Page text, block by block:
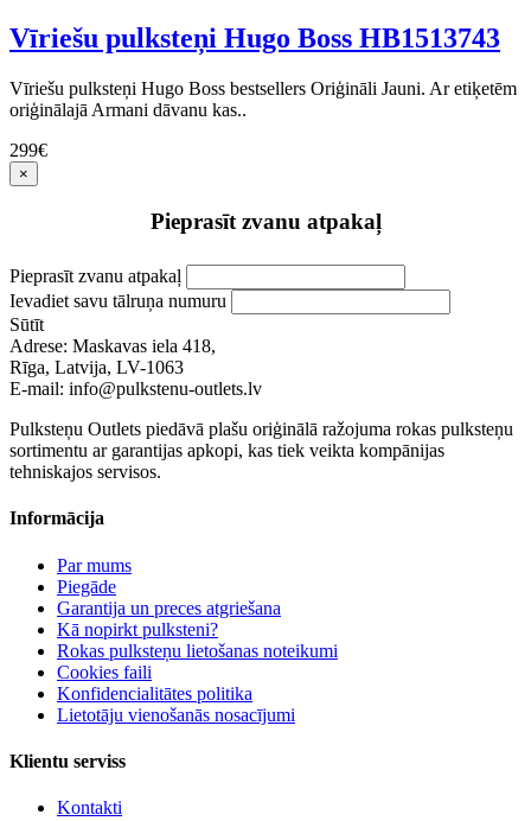
Vīriešu pulksteņi Hugo Boss HB1513743
Vīriešu pulksteņi Hugo Boss bestsellers Oriģināli Jauni. Ar etiķetēm
oriģinālajā Armani dāvanu kas..
299€
×
Pieprasīt zvanu atpakaļ
Pieprasīt zvanu atpakaļ
Ievadiet savu tālruņa numuru
Sūtīt
Adrese: Maskavas iela 418,
Rīga, Latvija, LV-1063
E-mail: info@pulkstenu-outlets.lv
Pulksteņu Outlets piedāvā plašu oriģinālā ražojuma rokas pulksteņu
sortimentu ar garantijas apkopi, kas tiek veikta kompānijas
tehniskajos servisos.
Informācija
Par mums
Piegāde
Garantija un preces atgriešana
Kā nopirkt pulksteni?
Rokas pulksteņu lietošanas noteikumi
Cookies faili
Konfidencialitātes politika
Lietotāju vienošanās nosacījumi
Klientu serviss
Kontakti